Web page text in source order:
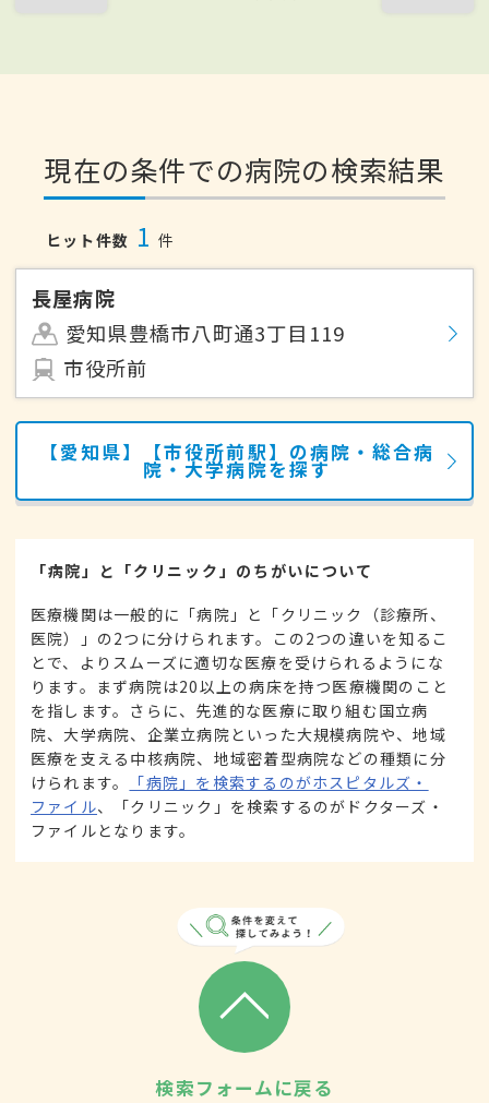
現在の条件での病院の検索結果
ヒット件数 1 件
長屋病院
愛知県豊橋市八町通3丁目119
市役所前
【愛知県】【市役所前駅】の病院・総合病
院・大学病院を探す
「病院」と「クリニック」のちがいについて
医療機関は一般的に「病院」と「クリニック（診療所、
医院）」の2つに分けられます。この2つの違いを知るこ
とで、よりスムーズに適切な医療を受けられるようにな
ります。まず病院は20以上の病床を持つ医療機関のこと
を指します。さらに、先進的な医療に取り組む国立病
院、大学病院、企業立病院といった大規模病院や、地域
医療を支える中核病院、地域密着型病院などの種類に分
けられます。
「病院」を検索するのがホスピタルズ・
ファイル、「クリニック」を検索するのがドクターズ・
ファイルとなります。
検索フォームに戻る